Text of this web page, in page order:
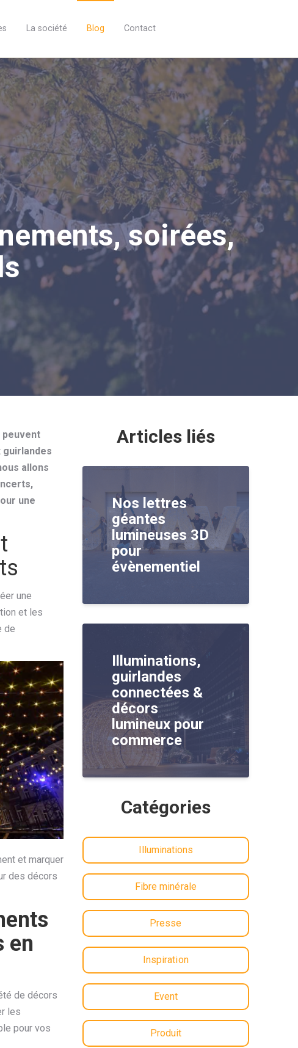
La société Blog Contact
soirées,
peuvent
allons
une
une
et les
de
et marquer
des décors
en
de décors
les
pour vos
Articles liés
Nos lettres
géantes
lumineuses 3D
pour
évènementiel
Illuminations,
guirlandes
connectées &
décors
lumineux pour
commerce
Catégories
Illuminations
Fibre minérale
Presse
Inspiration
Event
Produit